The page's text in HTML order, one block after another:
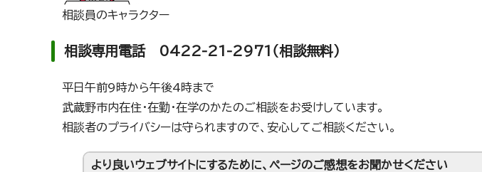
相談員のキャラクター
相談専用電話 0422-21-2971（相談無料）
平日午前9時から午後4時まで
武蔵野市内在住・在勤・在学のかたのご相談をお受けしています。
相談者のプライバシーは守られますので、安心してご相談ください。
より良いウェブサイトにするために、ページのご感想をお聞かせください